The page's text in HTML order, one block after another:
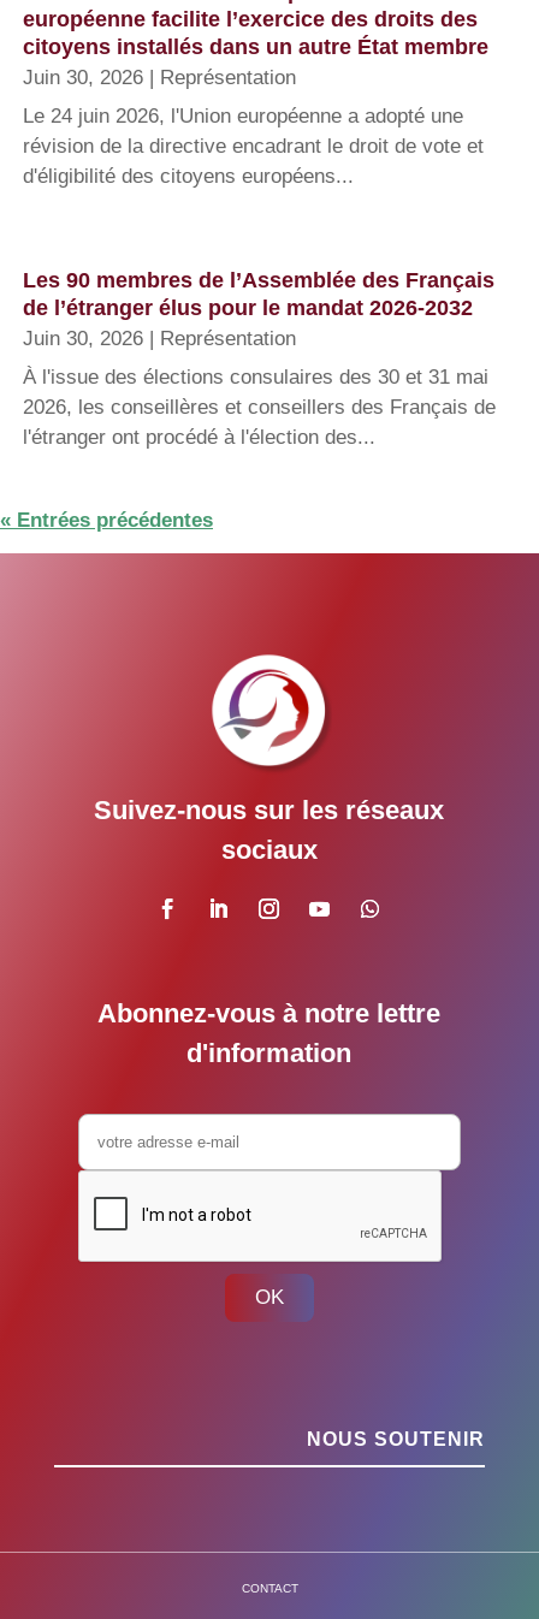
européenne facilite l’exercice des droits des
citoyens installés dans un autre État membre
Juin 30, 2026
Représentation
Le 24 juin 2026, l'Union européenne a adopté une
révision de la directive encadrant le droit de vote et
d'éligibilité des citoyens européens...
Les 90 membres de l’Assemblée des Français
de l’étranger élus pour le mandat 2026-2032
Juin 30, 2026
Représentation
À l'issue des élections consulaires des 30 et 31 mai
2026, les conseillères et conseillers des Français de
l'étranger ont procédé à l'élection des...
« Entrées précédentes
Suivez-nous sur les réseaux
sociaux
Abonnez-vous à notre lettre
d'information
OK
NOUS SOUTENIR
CONTACT